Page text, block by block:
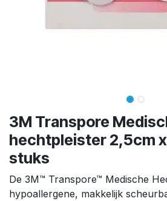
3M Transpore
hechtpleister 2,5cm x
stuks
De 3M™ Transpore™ Medische
hypoallergene, makkelijk